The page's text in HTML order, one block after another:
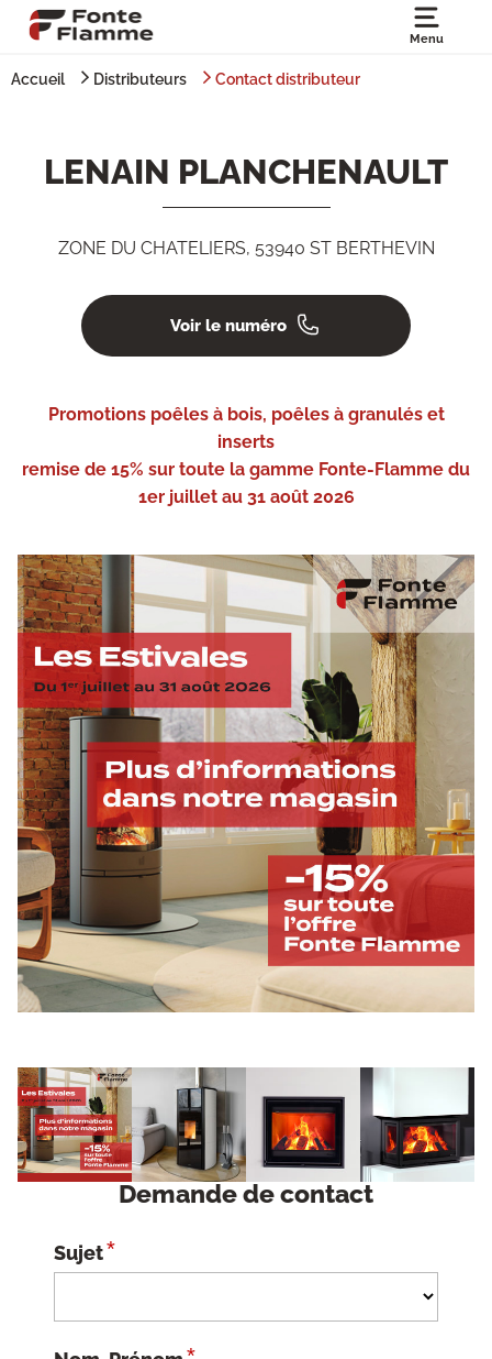
Menu
Accueil Distributeurs Contact distributeur
LENAIN PLANCHENAULT
ZONE DU CHATELIERS, 53940 ST BERTHEVIN
Voir le numéro
Promotions poêles à bois, poêles à granulés et
inserts
remise de 15% sur toute la gamme Fonte-Flamme du
1er juillet au 31 août 2026
Demande de contact
Sujet*